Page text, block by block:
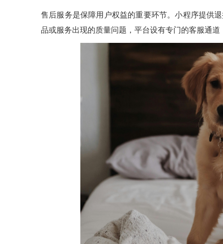
售后服务是保障用户权益的重要环节。小程序提供
品或服务出现的质量问题，平台设有专门的客服通